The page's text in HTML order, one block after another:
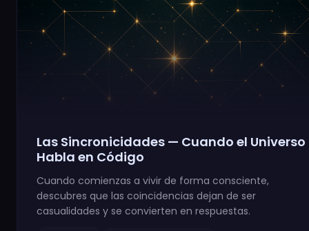
Las Sincronicidades — Cuando el Universo
Habla en Código
Cuando comienzas a vivir de forma consciente,
descubres que las coincidencias dejan de ser
casualidades y se convierten en respuestas.